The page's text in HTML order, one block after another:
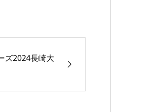
ズ2024長崎大